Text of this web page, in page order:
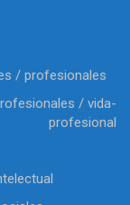
/ profesionales
/ vida-
profesional